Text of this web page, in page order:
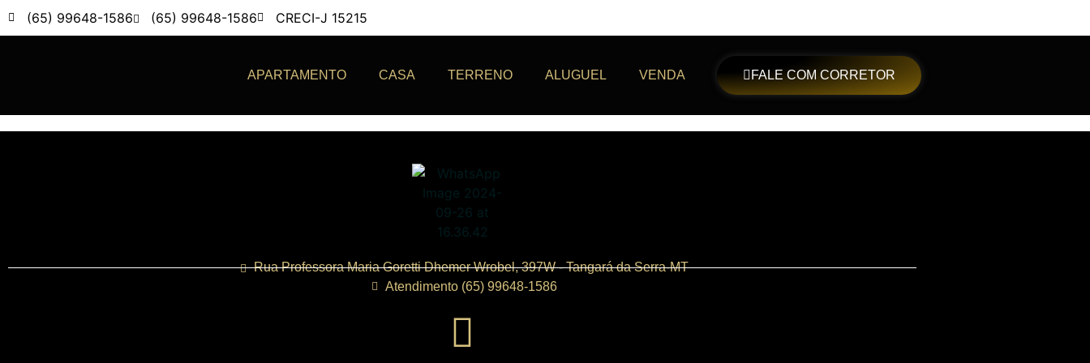
(65) 99648-1586 (65) 99648-1586 CRECI-J 15215
APARTAMENTO CASA TERRENO ALUGUEL VENDA FALE COM CORRETOR
Rua Professora Maria Goretti Dhemer Wrobel, 397W - Tangará da Serra-MT
Atendimento (65) 99648-1586